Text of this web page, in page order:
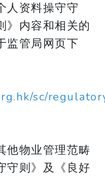
人资料操守守
》内容和相关的
监管局网页下
sc/
他物业管理范畴
守则》及《良好